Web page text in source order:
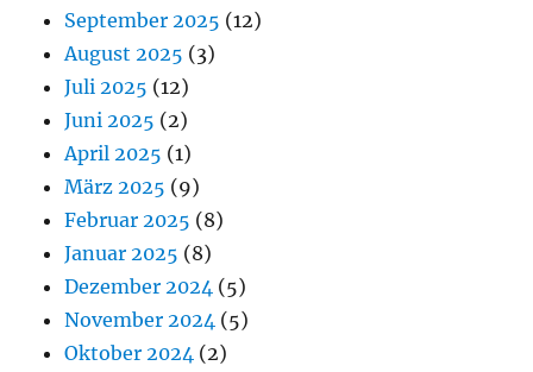
September 2025 (12)
August 2025 (3)
Juli 2025 (12)
Juni 2025 (2)
April 2025 (1)
März 2025 (9)
Februar 2025 (8)
Januar 2025 (8)
Dezember 2024 (5)
November 2024 (5)
Oktober 2024 (2)